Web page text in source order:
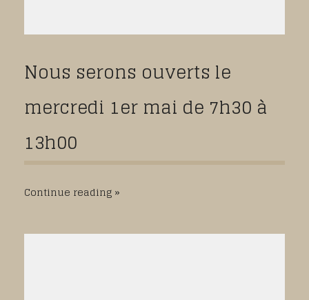
Nous serons ouverts le
mercredi 1er mai de 7h30 à
13h00
Continue reading